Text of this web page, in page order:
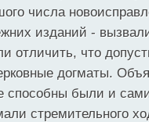
числа
изданий -
отличить, что
догматы.
способны были и
стремительного